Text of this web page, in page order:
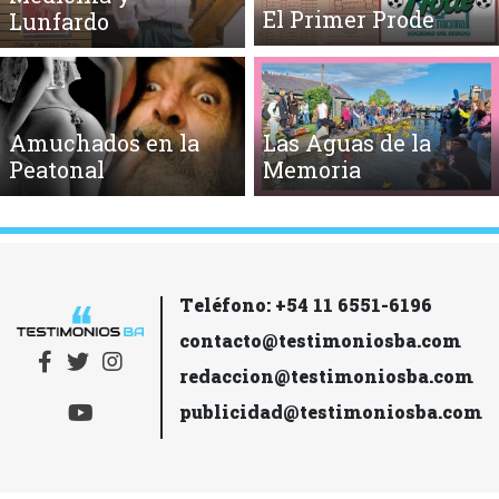
Lunfardo
El Primer Prode
Amuchados en la
Peatonal
Las Aguas de la
Memoria
Teléfono: +54 11 6551-6196
contacto@testimoniosba.com
redaccion@testimoniosba.com
publicidad@testimoniosba.com